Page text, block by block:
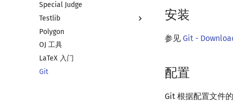
Notepad++
Kate
Dev-C++
CLion
Geany
Xcode
Lemon
Special Judge
Testlib
Testlib 简介
通用
Generator
Validator
Polygon
OJ 工具
LaTeX 入门
Git
安装
参见 Git -
配置
Git 根据配置文件